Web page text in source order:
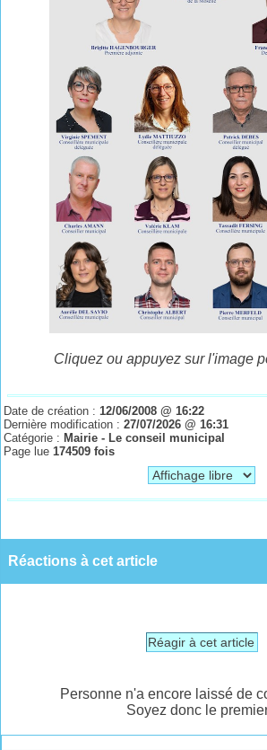
Cliquez ou appuyez sur l'image
Date de création : 12/06/2008 @ 16:22
Dernière modification :27/07/2026 @ 16:31
Catégorie : Mairie - Le conseil municipal
Page lue 174509 fois
Réactions à cet article
Réagir à cet article
Personne n'a encore laissé de
Soyez donc le